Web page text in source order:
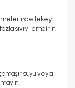
lekeyi
sıvıyı emdirin.
suyu veya